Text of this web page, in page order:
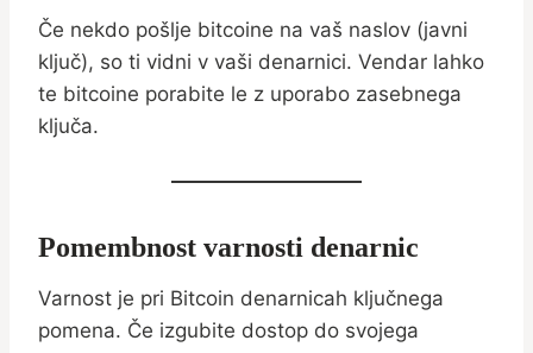
Če nekdo pošlje bitcoine na vaš naslov (javni
ključ), so ti vidni v vaši denarnici. Vendar lahko
te bitcoine porabite le z uporabo zasebnega
ključa.
Pomembnost varnosti denarnic
Varnost je pri Bitcoin denarnicah ključnega
pomena. Če izgubite dostop do svojega